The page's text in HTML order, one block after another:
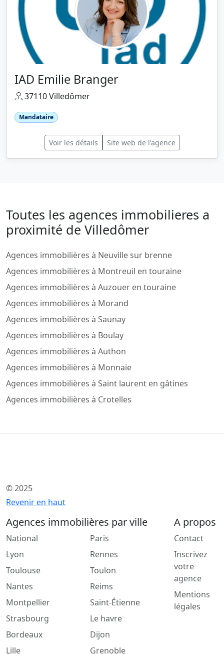
IAD Emilie Branger
37110 Villedômer
Mandataire
Voir les détails Site web de l'agence
Toutes les agences immobilieres a
proximité de Villedômer
Agences immobilières à Neuville sur brenne
Agences immobilières à Montreuil en touraine
Agences immobilières à Auzouer en touraine
Agences immobilières à Morand
Agences immobilières à Saunay
Agences immobilières à Boulay
Agences immobilières à Authon
Agences immobilières à Monnaie
Agences immobilières à Saint laurent en gâtines
Agences immobilières à Crotelles
© 2025
Revenir en haut
Agences immobilières par ville
National
Lyon
Toulouse
Nantes
Montpellier
Strasbourg
Bordeaux
Lille
Paris
Rennes
Toulon
Reims
Saint-Étienne
Le havre
Dijon
Grenoble
A propos
Contact
Inscrivez
votre
agence
Mentions
légales